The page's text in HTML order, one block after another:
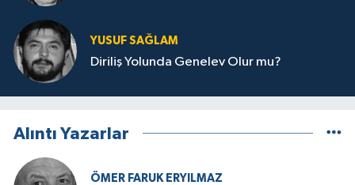
YUSUF SAĞLAM
Diriliş Yolunda Genelev Olur mu?
Alıntı Yazarlar
ÖMER FARUK ERYILMAZ